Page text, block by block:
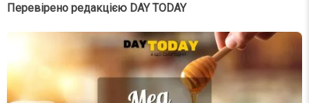
Перевірено редакцією DAY TODAY